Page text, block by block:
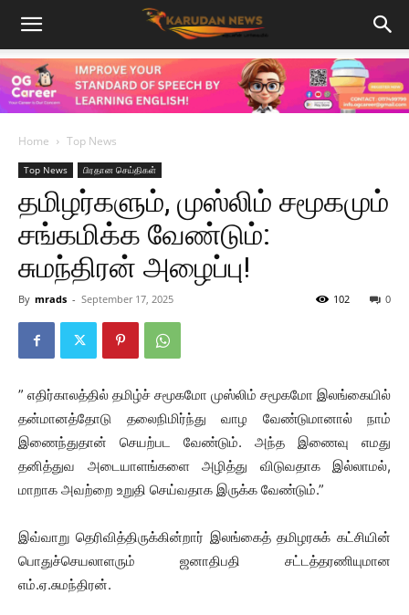
Home Top News
Top News பிரதான செய்திகள்
தமிழர்களும், முஸ்லிம் சமூகமும்
சங்கமிக்க வேண்டும்:
சுமந்திரன் அழைப்பு!
By mrads - September 17, 2025 0
102
” எதிர்காலத்தில் தமிழ்ச் சமூகமோ முஸ்லிம் சமூகமோ இலங்கையில்
தன்மானத்தோடு தலைநிமிர்ந்து வாழ வேண்டுமானால் நாம்
இணைந்துதான் செயற்பட வேண்டும். அந்த இணைவு எமது
தனித்துவ அடையாளங்களை அழித்து விடுவதாக இல்லாமல்,
மாறாக அவற்றை உறுதி செய்வதாக இருக்க வேண்டும்.”
இவ்வாறு தெரிவித்திருக்கின்றார் இலங்கைத் தமிழரசுக் கட்சியின்
பொதுச்செயலாளரும் ஜனாதிபதி சட்டத்தரணியுமான
எம்.ஏ.சுமந்திரன்.